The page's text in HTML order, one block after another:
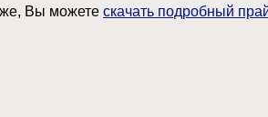
Вы можете скачать подробный